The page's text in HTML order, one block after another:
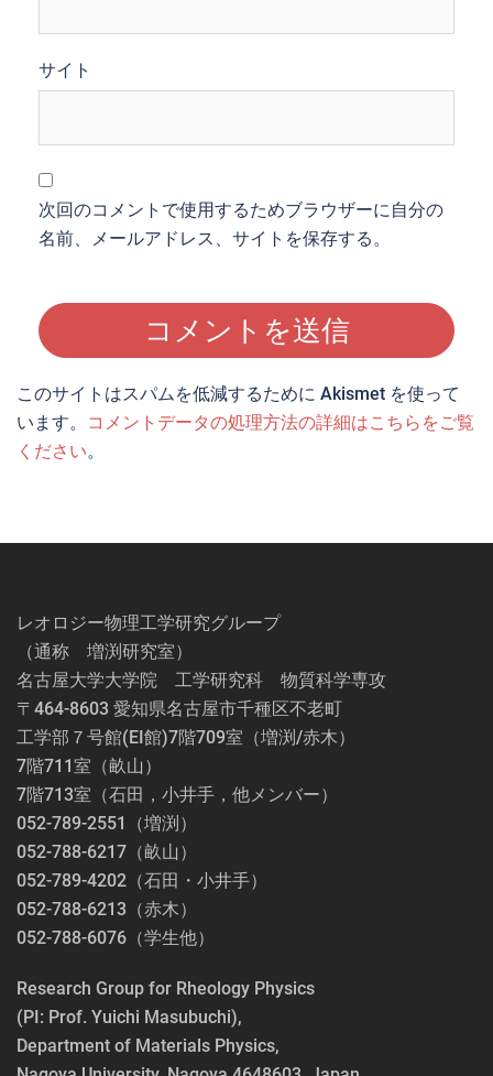
サイト
次回のコメントで使用するためブラウザーに自分の
名前、メールアドレス、サイトを保存する。
このサイトはスパムを低減するために Akismet を使って
います。
コメントデータの処理方法の詳細はこちらをご覧
ください。
レオロジー物理工学研究グループ
（通称 増渕研究室）
名古屋大学大学院 工学研究科 物質科学専攻
〒464-8603 愛知県名古屋市千種区不老町
工学部７号館(EI館)7階709室（増渕/赤木）
7階711室（畝山）
7階713室（石田，小井手，他メンバー）
052-789-2551（増渕）
052-788-6217（畝山）
052-789-4202（石田・小井手）
052-788-6213（赤木）
052-788-6076（学生他）
Research Group for Rheology Physics
(PI: Prof. Yuichi Masubuchi),
Department of Materials Physics,